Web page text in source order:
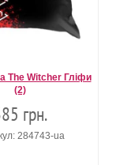
The Witcher Гліфи
(2)
грн.
284743-ua